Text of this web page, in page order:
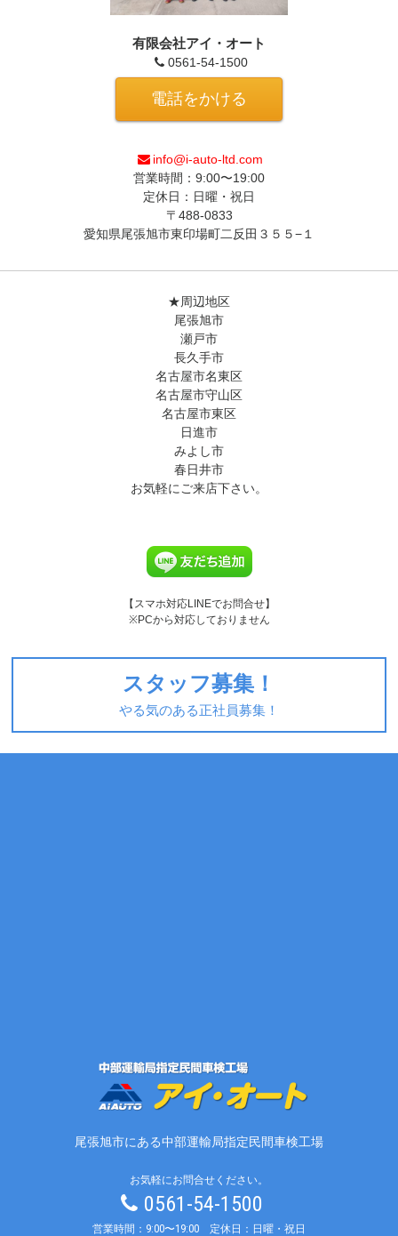
有限会社アイ・オート
0561-54-1500
電話をかける
info@i-auto-ltd.com
営業時間：9:00〜19:00
定休日：日曜・祝日
〒488-0833
愛知県尾張旭市東印場町二反田３５５−１
★周辺地区
尾張旭市
瀬戸市
長久手市
名古屋市名東区
名古屋市守山区
名古屋市東区
日進市
みよし市
春日井市
お気軽にご来店下さい。
【スマホ対応LINEでお問合せ】
※PCから対応しておりません
スタッフ募集！
やる気のある正社員募集！
尾張旭市にある中部運輸局指定民間車検工場
お気軽にお問合せください。
0561-54-1500
営業時間：9:00〜19:00 定休日：日曜・祝日